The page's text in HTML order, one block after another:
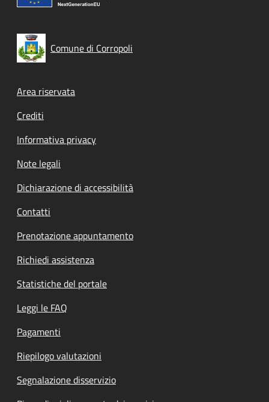
Comune di Corropoli
Footer menu
Area riservata
Crediti
Informativa privacy
Note legali
Dichiarazione di accessibilità
Contatti
Prenotazione appuntamento
Richiedi assistenza
Statistiche del portale
Leggi le FAQ
Pagamenti
Riepilogo valutazioni
Segnalazione disservizio